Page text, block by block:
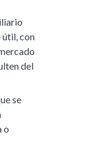
útil, con
del
se
o